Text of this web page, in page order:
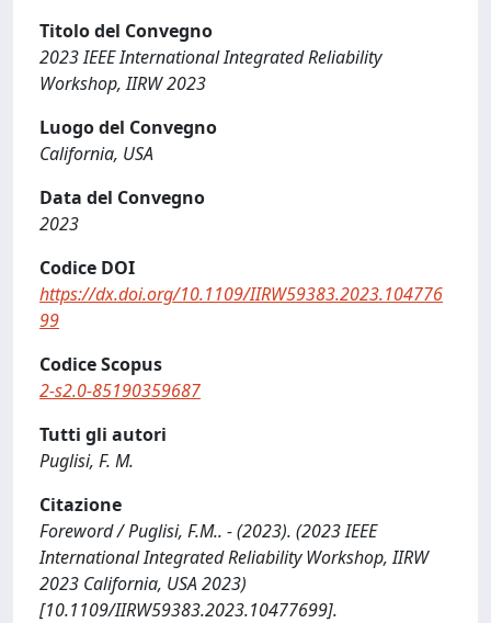
Titolo del Convegno
2023 IEEE International Integrated Reliability
Workshop, IIRW 2023
Luogo del Convegno
California, USA
Data del Convegno
2023
Codice DOI
https://dx.doi.org/10.1109/IIRW59383.2023.104776
99
Codice Scopus
2-s2.0-85190359687
Tutti gli autori
Puglisi, F. M.
Citazione
Foreword / Puglisi, F.M.. - (2023). (2023 IEEE
International Integrated Reliability Workshop, IIRW
2023 California, USA 2023)
[10.1109/IIRW59383.2023.10477699].